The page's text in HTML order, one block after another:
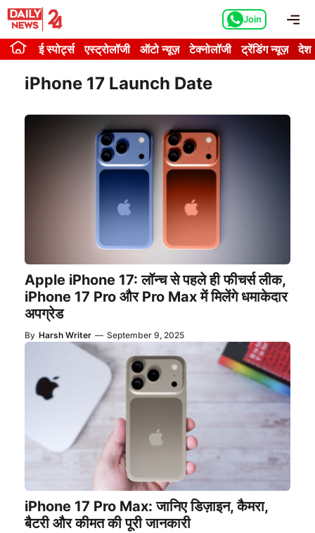
Skip
content
Join
ई स्पोर्ट्स एस्ट्रोलॉजी ऑटो न्यूज़ टेक्नोलॉजी ट्रेंडिंग न्यूज़ देश
iPhone 17 Launch Date
Apple iPhone 17: लॉन्च से पहले ही फीचर्स लीक,
iPhone 17 Pro और Pro Max में मिलेंगे धमाकेदार
अपग्रेड
By Harsh Writer — September 9, 2025
iPhone 17 Pro Max: जानिए डिज़ाइन, कैमरा,
बैटरी और कीमत की पूरी जानकारी